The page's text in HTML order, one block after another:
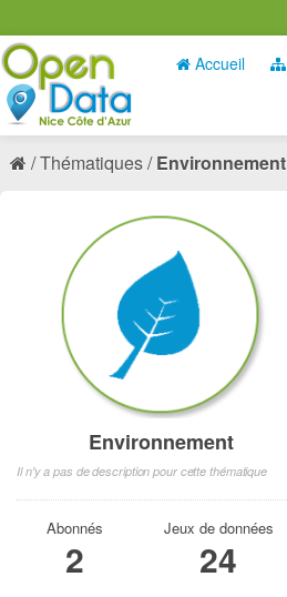
Accueil
Thématiques Environnement
Environnement
Il n'y a pas de description pour cette thématique
Abonnés
2
Jeux de données
24